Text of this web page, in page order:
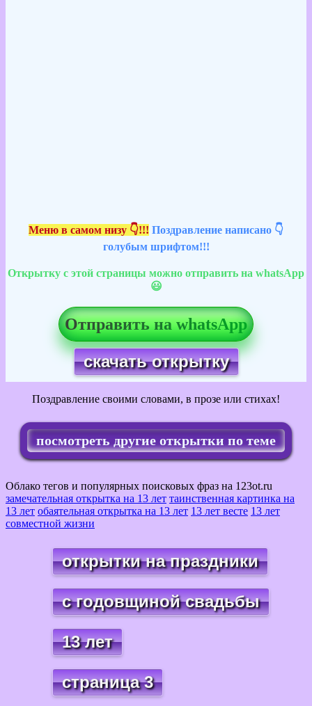
Меню в самом низу 👇!!! Поздравление написано 👇
голубым шрифтом!!!
Открытку с этой страницы можно отправить на whatsApp
😃
Отправить на whatsApp
скачать открытку
Поздравление своими словами, в прозе или стихах!
посмотреть другие открытки по теме
Облако тегов и популярных поисковых фраз на 123ot.ru
замечательная открытка на 13 лет таинственная картинка на
13 лет обаятельная открытка на 13 лет 13 лет весте 13 лет
совместной жизни
открытки на праздники
с годовщиной свадьбы
13 лет
страница 3